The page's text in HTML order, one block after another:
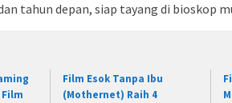
tahun depan, siap tayang di bioskop
Film Esok Tanpa Ibu
(Mothernet) Raih 4